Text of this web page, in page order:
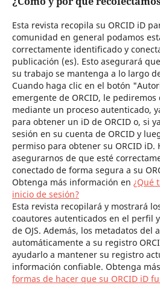
Esta revista recopila su ORCID iD
comunidad en general podamos
correctamente identificado y
publicación (es). Esto asegurará
su trabajo se mantenga a lo largo
Cuando haga clic en el botón
emergente de ORCID, le
mediante un proceso autenticado,
para obtener un iD de ORCID o, si
sesión en su cuenta de ORCID y
permiso para obtener su ORCID iD.
asegurarnos de que esté
conectado de forma segura a su
Obtenga más información en ¿Qué
inicio de sesión?
Esta revista recopilará y mostrará
coautores autenticados en el perfil
de OJS. Además, los metadatos del
automáticamente a su registro
ayudarlo a mantener su registro
información confiable. Obtenga
formas de hacer que su ORCID iD